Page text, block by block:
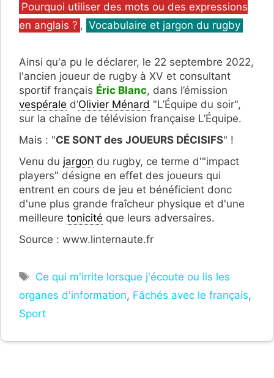
Pourquoi utiliser des mots ou des expressions
en anglais ? , Vocabulaire et jargon du rugby
Ainsi qu'a pu le déclarer, le 22 septembre 2022,
l'ancien joueur de rugby à XV et consultant
sportif français Éric Blanc, dans l’émission
vespérale d’Olivier Ménard "L’Équipe du soir",
sur la chaîne de télévision française L’Équipe.
Mais : "CE SONT des JOUEURS DÉCISIFS" !
Venu du jargon du rugby, ce terme d'"impact
players" désigne en effet des joueurs qui
entrent en cours de jeu et bénéficient donc
d'une plus grande fraîcheur physique et d'une
meilleure tonicité que leurs adversaires.
Source : www.linternaute.fr
Étiquettes
Ce qui m'irrite lorsque j'écoute ou lis les
organes d'information, Fâchés avec le français,
Sport